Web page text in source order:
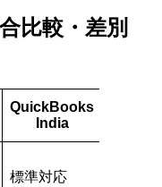
比較・差別
QuickBooks
India
標準対応